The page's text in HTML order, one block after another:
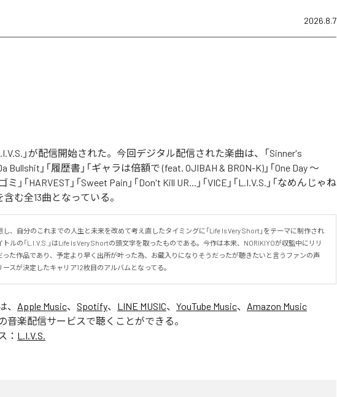
2026.8.7
」が配信開始された。今回デジタル配信された楽曲は、「Sinner's
Bullshit」「履歴書」「ギャラは倍額で (feat. OJIBAH & BRON-K)」「One Day ～
ミ」「HARVEST」「Sweet Pain」「Don't Kill UR...」「VICE」「L.I.V.S.」「なめんじゃね
含む全13曲となっている。
し、自分のこれまでの人生と未来を改めて考え直したタイミングに「Life Is Very Short」をテーマに制作され
ルの「L.I.V.S.」はLife Is Very Shortの頭文字を取ったものである。今作は本来、NORIKIYOが収監中にリリ
った作品であり、予定より早く出所が叶った為、お蔵入りになりそうだったが聴きたいと言うファンの声
スが決定したキャリア12枚目のアルバムとなってる。
、 Apple Music、 Spotify、 LINE MUSIC、 YouTube Music、 Amazon Music
音楽配信サービスで聴くことができる。
： L.I.V.S.